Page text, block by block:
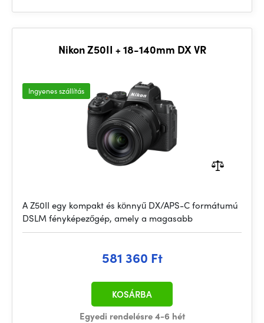
Nikon Z50II + 18-140mm DX VR
Ingyenes szállítás
A Z50II egy kompakt és könnyű DX/APS-C formátumú
DSLM fényképezőgép, amely a magasabb
581 360 Ft
Egyedi rendelésre 4-6 hét
KOSÁRBA